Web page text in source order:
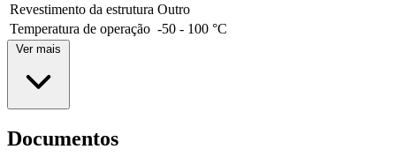
Revestimento da estrutura Outro
Temperatura de operação -50 - 100 °C
Ver mais
Documentos